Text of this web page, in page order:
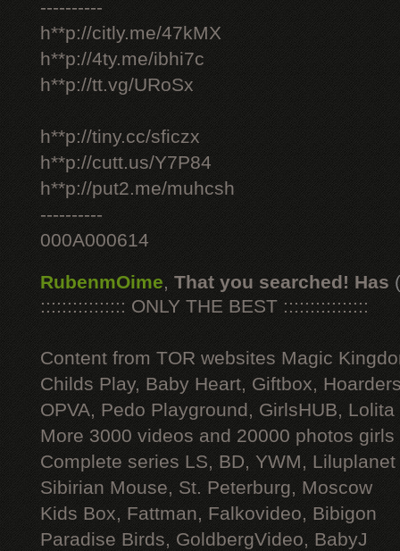
----------
h**p://citly.me/47kMX
h**p://4ty.me/ibhi7c
h**p://tt.vg/URoSx
h**p://tiny.cc/sficzx
h**p://cutt.us/Y7P84
h**p://put2.me/muhcsh
----------
000A000614
RubenmOime, That you searched! Has
:::::::::::::::: ONLY THE BEST ::::::::::::::::
Content from TOR websites Magic
Childs Play, Baby Heart, Giftbox,
OPVA, Pedo Playground, GirlsHUB, Lolita
More 3000 videos and 20000 photos
Complete series LS, BD, YWM, Liluplanet
Sibirian Mouse, St. Peterburg, Moscow
Kids Box, Fattman, Falkovideo, Bibigon
Paradise Birds, GoldbergVideo, BabyJ